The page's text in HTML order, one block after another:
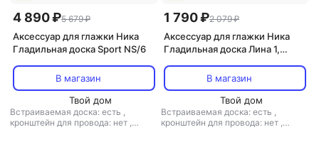
4 890 ₽5 679 ₽
Аксессуар для глажки Ника
Гладильная доска Sport NS/6
В магазин
Твой дом
Встраиваемая доска: есть ,
кронштейн для провода: нет ,
1 790 ₽2 079 ₽
Аксессуар для глажки Ника
Гладильная доска Лина 1,
В магазин
Твой дом
Встраиваемая доска: есть ,
кронштейн для провода: нет ,